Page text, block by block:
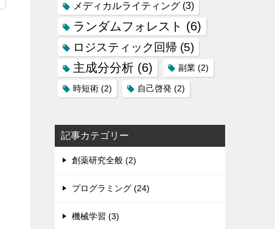
メディカルライティング (3)
ランダムフォレスト (6)
ロジスティック回帰 (5)
主成分分析 (6) 副業 (2)
時短術 (2) 自己啓発 (2)
記事カテゴリー
創薬研究全般 (2)
プログラミング (24)
機械学習 (3)